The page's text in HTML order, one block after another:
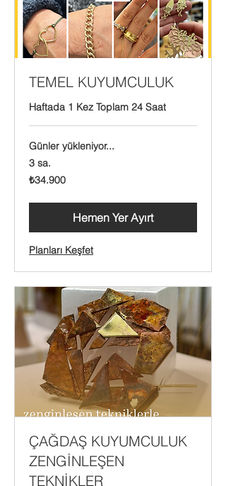
TEMEL KUYUMCULUK
Haftada 1 Kez Toplam 24 Saat
Günler yükleniyor...
3 sa.
₺34.900
Türk
₺34.900
Hemen Yer Ayırt
Planları Keşfet
ÇAĞDAŞ KUYUMCULUK
ZENGİNLEŞEN
TEKNİKLER